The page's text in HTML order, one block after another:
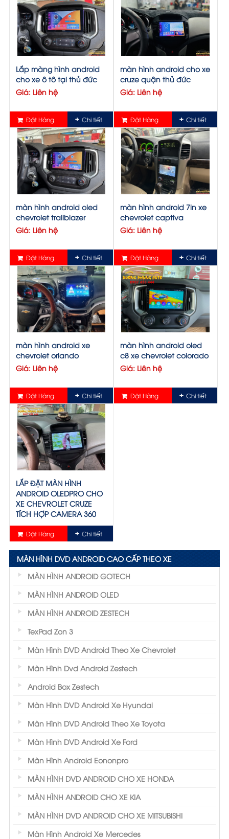
Lắp màng hình android
cho xe ô tô tại thủ đức
Giá: Liên hệ
Đặt Hàng Chi tiết
màn hình android cho xe
cruze quận thủ đức
Giá: Liên hệ
Đặt Hàng Chi tiết
màn hình android oled
chevrolet trailblazer
Giá: Liên hệ
Đặt Hàng Chi tiết
màn hình android 7in xe
chevrolet captiva
Giá: Liên hệ
Đặt Hàng Chi tiết
màn hình android xe
chevrolet orlando
Giá: Liên hệ
Đặt Hàng Chi tiết
màn hình android oled
c8 xe chevrolet colorado
Giá: Liên hệ
Đặt Hàng Chi tiết
LẮP ĐẶT MÀN HÌNH
ANDROID OLEDPRO CHO
XE CHEVROLET CRUZE
TÍCH HỢP CAMERA 360
Giá: Liên hệ
Đặt Hàng Chi tiết
MÀN HÌNH DVD ANDROID CAO CẤP THEO XE
MÀN HÌNH ANDROID GOTECH
MÀN HÌNH ANDROID OLED
MÀN HÌNH ANDROID ZESTECH
TexPad Zon 3
Màn Hình DVD Android Theo Xe Chevrolet
Màn Hình Dvd Android Zestech
Android Box Zestech
Màn Hình DVD Android Xe Hyundai
Màn Hình DVD Android Theo Xe Toyota
Màn Hình DVD Android Xe Ford
Màn Hình Android Eononpro
MÀN HÌNH DVD ANDROID CHO XE HONDA
MÀN HÌNH ANDROID CHO XE KIA
MÀN HÌNH DVD ANDROID CHO XE MITSUBISHI
Màn Hình Android Xe Mercedes